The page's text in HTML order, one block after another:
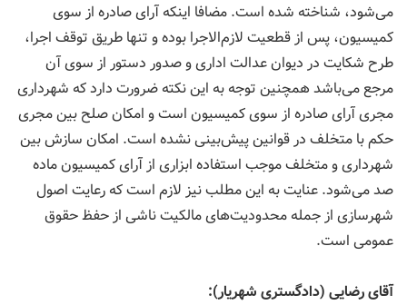
می‌شود، شناخته شده است. مضافا اینكه آرای صادره از سوی
كمیسیون، پس از قطعیت لازم‌الاجرا بوده و تنها طریق توقف اجرا،
طرح شكایت در دیوان عدالت اداری و صدور دستور از سوی آن
مرجع می‌باشد همچنین توجه به این نكته ضرورت دارد كه شهرداری
مجری آرای صادره از سوی كمیسیون است و امكان صلح بین مجری
حكم با متخلف در قوانین پیش‌بینی نشده است. امكان سازش بین
شهرداری و متخلف موجب استفاده ابزاری از آرای كمیسیون ماده
صد می‌شود. عنایت به این مطلب نیز لازم است كه رعایت اصول
شهرسازی از جمله محدودیت‌های مالكیت ناشی از حفظ حقوق
عمومی است.
آقای رضایی (دادگستری شهریار):